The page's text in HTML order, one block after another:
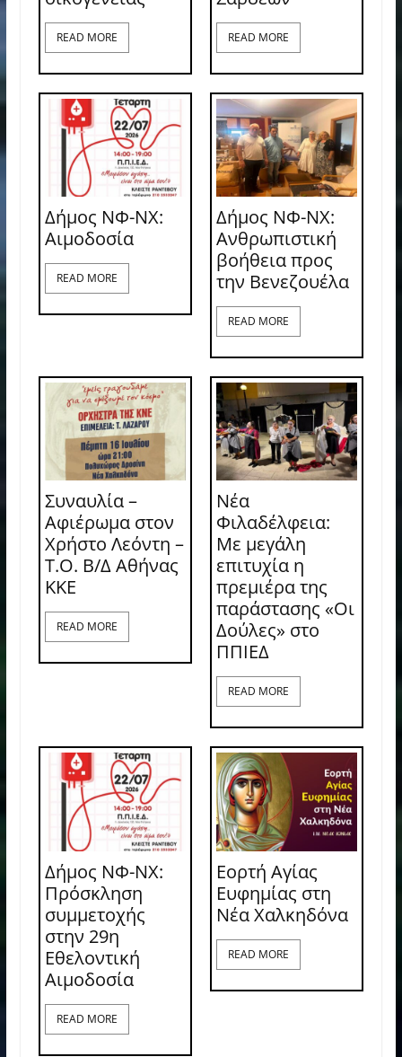
READ MORE READ MORE
Δήμος ΝΦ-ΝΧ:
Aιμοδοσία
READ MORE
Δήμος ΝΦ-ΝΧ:
Ανθρωπιστική
βοήθεια προς
την Βενεζουέλα
READ MORE
Συναυλία –
Αφιέρωμα στον
Χρήστο Λεόντη –
Τ.Ο. Β/Δ Αθήνας
ΚΚΕ
READ MORE
Νέα
Φιλαδέλφεια:
Με μεγάλη
επιτυχία η
πρεμιέρα της
παράστασης «Οι
Δούλες» στο
ΠΠΙΕΔ
READ MORE
Δήμος ΝΦ-ΝΧ:
Πρόσκληση
συμμετοχής
στην 29η
Εθελοντική
Αιμοδοσία
READ MORE
Εορτή Αγίας
Ευφημίας στη
Νέα Χαλκηδόνα
READ MORE